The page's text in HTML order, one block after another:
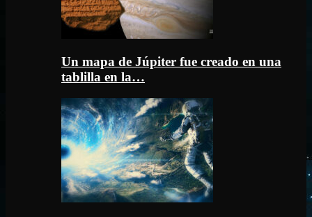
Un mapa de Júpiter fue creado en una
tablilla en la…